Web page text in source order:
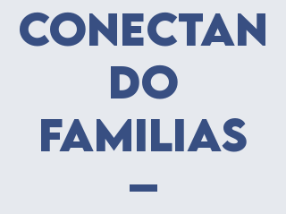
Conectan
do
familias
–